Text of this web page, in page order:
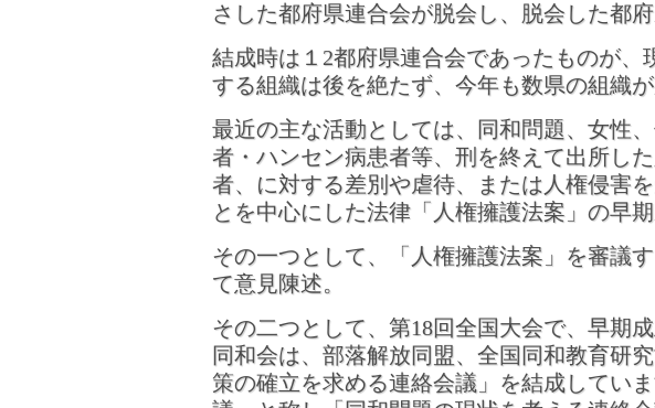
さした都府県連合会が脱会し、脱会した都
結成時は１2都府県連合会であったものが、
する組織は後を絶たず、今年も数県の組織が
最近の主な活動としては、同和問題、女性
者・ハンセン病患者等、刑を終えて出所し
者、に対する差別や虐待、または人権侵害
とを中心にした法律「人権擁護法案」の早
その一つとして、「人権擁護法案」を審議
て意見陳述。
その二つとして、第18回全国大会で、早期
同和会は、部落解放同盟、全国同和教育研
策の確立を求める連絡会議」を結成してい